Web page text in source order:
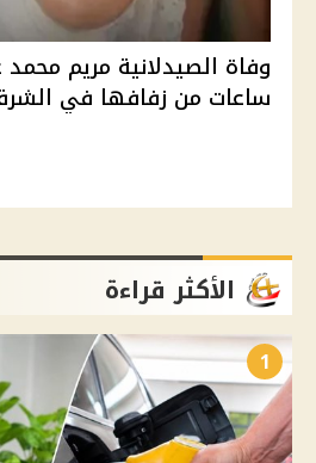
وفاة الصيدلانية مريم
ساعات من زفافها في
الأكثر قراءة
1